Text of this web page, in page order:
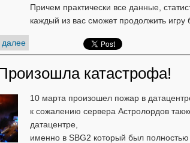
Причем практически все данные,
каждый из вас сможет продолжить игру
далее
катастрофа!
10 марта произошел пожар в
к сожалению сервера Астролордов
датацентре,
именно в SBG2 который был